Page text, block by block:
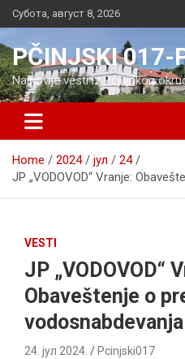
Skip
to
content
Субота, август 8, 2026
PČINJSKI 017-
Najnovije vesti iz Pčinjskog
Home 2024 јул
24
JP „VODOVOD“ Vranje:
VESTI
JP „VODOVOD“
Obaveštenje o
vodosnabdevanja
24. јул 2024. Pcinjski017